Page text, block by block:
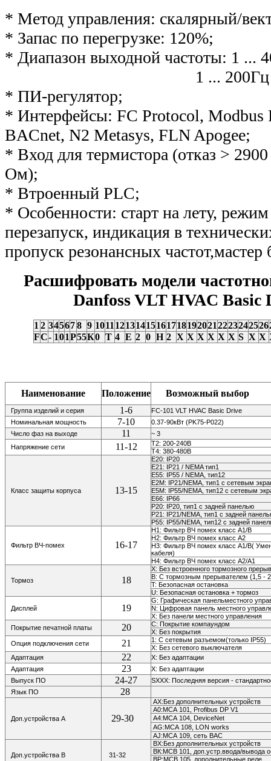
* Метод управления: скалярный/
* Запас по перегрузке: 120%;
* Диапазон выходной частоты: 1 ...
1 ... 200Гц в
* ПИ-регулятор;
* Интерфейсы: FC Protocol, Modbus
BACnet, N2 Metasys, FLN Apogee;
* Вход для термистора (отказ >
Ом);
* Втроенный PLС;
* Особенности: старт на лету,
перезапуск, индикация в
пропуск резонансных
Расшифровать модели
Danfoss VLT HVAC Basic
1 2 345678 9 1011 121314151617181920212223242526
FC- 101P55К0 Т 4 E 2 0 H 2 X X Х X X X S X X
Наименование Положение Возможный выбор
Группа изделий и серия 1-6
FC-101 VLT HVAC Basic Drive
Номинальная мощность
7-10
0.37-90кВт (PK75-P022)
Число фаз на выходе
11
~ 3
Напряжение сети
11-12
Т2: 200-240В
Т4: 380-480В
Класс защиты корпуса 13-15
E20: IP20
E21: IP21 / NEMA тип1
E55: IP55 / NEMA, тип12
E2M: IP21/NEMA, тип1 с сетевым
E5M: IP55/NEMA, тип12 с сетевым
E66: IP66
P20: IP20, тип1 с задней панелью
P21: IP21/NEMA, тип1 с задней
P55: IP55/NEMA, тип12 с задней
Фильтр ВЧ-помех 16-17
H1: Фильтр ВЧ помех класс A1/В
H2: Фильтр ВЧ помех класс A2
H3: Фильтр ВЧ помех класс A1/B(
кабеля)
H4: Фильтр ВЧ помех класс A2/A1
Тормоз 18
X: Без встроенного тормозного
B: С тормозным прерывателем (1,5 -
T: Безопасная остановка
U: Безопасная остановка + тормоз
Дисплей 19
G: Графическая панельместного
N: Цифровая панель местного
Х: Без панели местного управления
Покрытие печатной платы
20
С: Покрытие компаундом
Х: Без покрытия
Опция подключения сети
21
1: С сетевым разъемом(только IP55)
Х: Без сетевого выключателя
Адаптация
22
X: Без адаптации
Адаптация
23
X: Без адаптации
Выпуск ПО
24-27
SXXX: Последняя версия -
Язык ПО
28
Доп.устройства А 29-30
АХ:Без дополнительных устройств
А0:МСА 101, Profibus DP V1
А4:МСА 104,
DeviceNet
AG:МСА 108,
LON works
AJ:МСА 109, сеть ВАС
Доп.устройства В 31-32
ВХ:Без дополнительных устройств
ВК:МСВ 101, доп.устр.ввода/вывода
ВР:МСВ 105, дополнительные реле